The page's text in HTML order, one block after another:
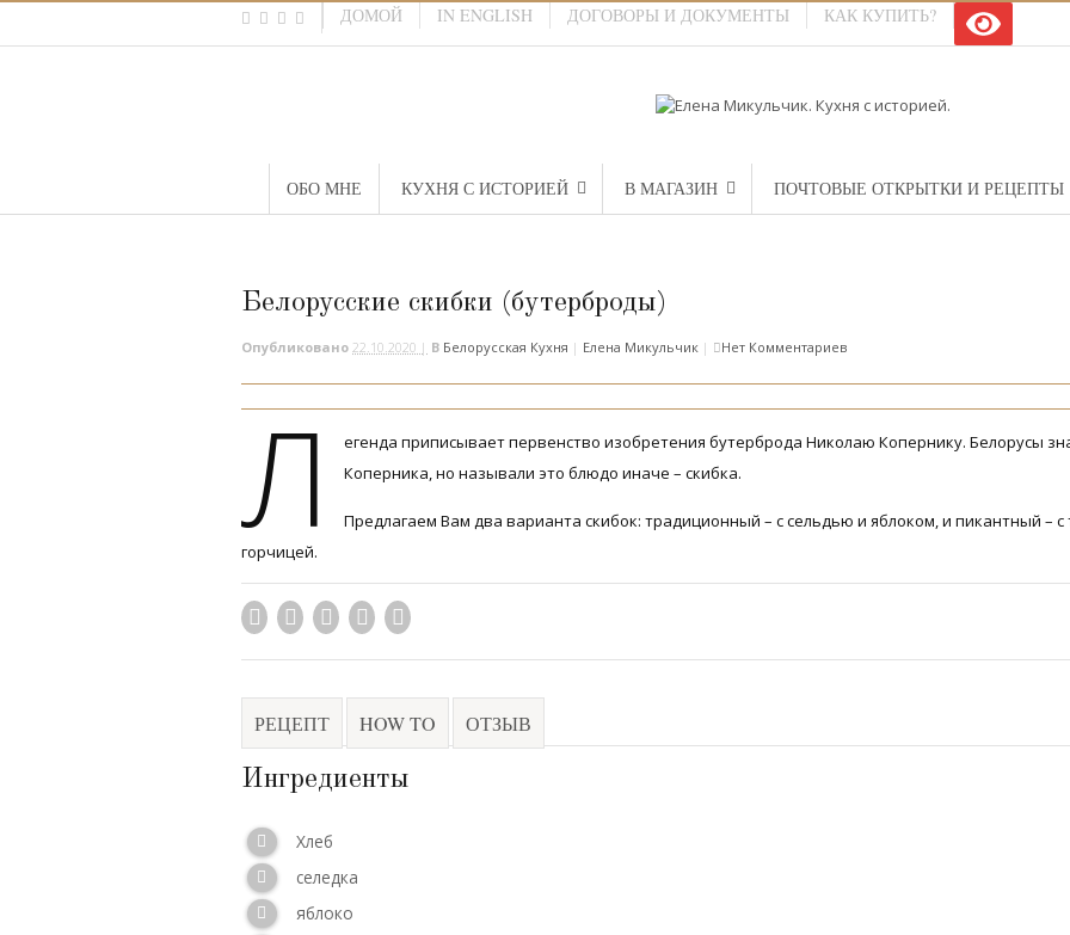
ДОМОЙ IN ENGLISH ДОГОВОРЫ И ДОКУМЕНТЫ КАК КУПИТЬ?
ОБО МНЕ КУХНЯ С ИСТОРИЕЙ В МАГАЗИН ПОЧТОВЫЕ ОТКРЫТКИ И РЕЦЕПТЫ
Белорусские скибки (бутерброды)
Опубликовано 22.10.2020 | В Белорусская Кухня | Елена Микульчик | Нет Комментариев
Л
егенда приписывает первенство изобретения бутерброда Николаю Копернику. Белорусы
Коперника, но называли это блюдо иначе – скибка.
Предлагаем Вам два варианта скибок: традиционный – с сельдью и яблоком, и пикантный –
горчицей.
РЕЦЕПТ HOW TO ОТЗЫВ
Ингредиенты
Хлеб
селедка
яблоко